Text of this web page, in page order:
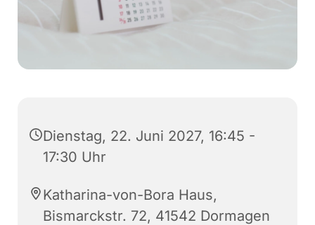
Dienstag, 22. Juni 2027, 16:45 -
17:30 Uhr
Katharina-von-Bora Haus,
Bismarckstr. 72, 41542 Dormagen